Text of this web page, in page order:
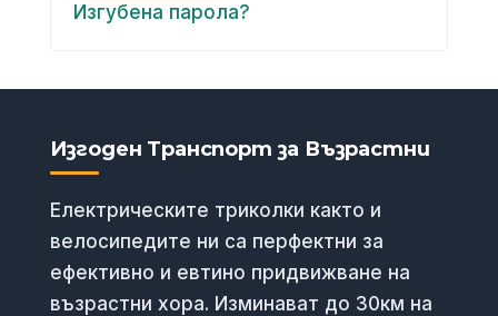
Изгубена парола?
Изгоден Транспорт за Възрастни
Електрическите триколки както и
велосипедите ни са перфектни за
ефективно и евтино придвижване на
възрастни хора. Изминават до 30км на